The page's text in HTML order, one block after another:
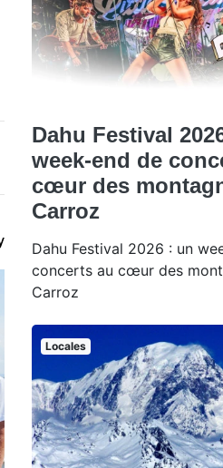
Dahu Festival
week-end de
cœur des
Carroz
Dahu Festival 2026 : un
concerts au cœur des
Carroz
Locales